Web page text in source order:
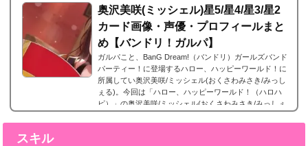
奥沢美咲(ミッシェル)星5/星4/星3/星2
カード画像・声優・プロフィールまと
め【バンドリ！ガルパ】
ガルパこと、BanG Dream!（バンドリ）ガールズバンド
パーティー！に登場するハロー、ハッピーワールド！に
所属してい奥沢美咲/ミッシェル(おくさわみさき/みっし
ぇる)。今回は「ハロー、ハッピーワールド！（ハロハ
ピ）」の奥沢美咲/ミッシェル(おくさわみさき/みっしぇ
スキル